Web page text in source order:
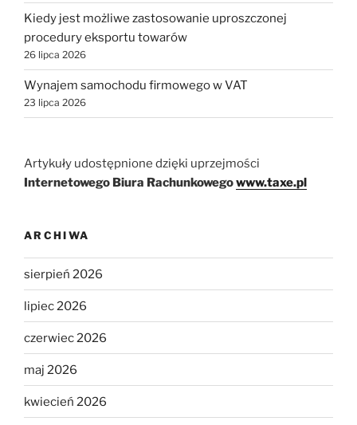
Kiedy jest możliwe zastosowanie uproszczonej
procedury eksportu towarów
26 lipca 2026
Wynajem samochodu firmowego w VAT
23 lipca 2026
Artykuły udostępnione dzięki uprzejmości
Internetowego Biura Rachunkowegowww.taxe.pl
ARCHIWA
sierpień 2026
lipiec 2026
czerwiec 2026
maj 2026
kwiecień 2026